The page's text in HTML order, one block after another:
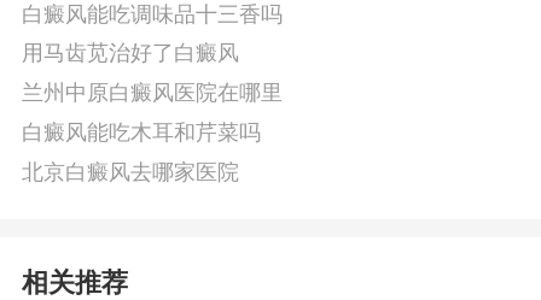
白癜风能吃调味品十三香吗
用马齿苋治好了白癜风
兰州中原白癜风医院在哪里
白癜风能吃木耳和芹菜吗
北京白癜风去哪家医院
相关推荐